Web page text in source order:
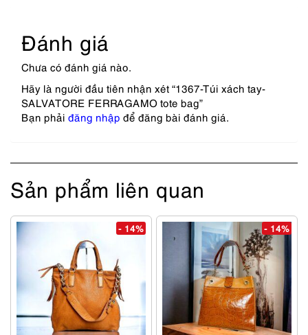
Đánh giá
Chưa có đánh giá nào.
Hãy là người đầu tiên nhận xét “1367-Túi xách tay-
SALVATORE FERRAGAMO tote bag”
Bạn phải đăng nhập để đăng bài đánh giá.
Sản phẩm liên quan
- 14% - 14%